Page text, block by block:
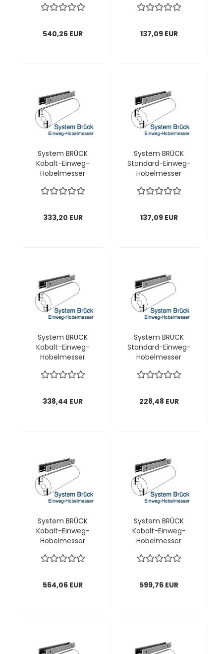
VPE = 20 Stück
540,26 EUR
203x18,8x1,0 mm; 1
137,09 EUR
System BRÜCK
Kobalt-Einweg-
Hobelmesser
203x18,8x1,0 mm; 1
333,20 EUR
System BRÜCK
Standard-Einweg-
Hobelmesser
205x18,8x1,0 mm; 1
137,09 EUR
System BRÜCK
Kobalt-Einweg-
Hobelmesser
205x18,8x1,0 mm; 1
338,44 EUR
System BRÜCK
Standard-Einweg-
Hobelmesser
VPE = 20 Stück
228,48 EUR
System BRÜCK
Kobalt-Einweg-
Hobelmesser
VPE = 20 Stück
564,06 EUR
System BRÜCK
Kobalt-Einweg-
Hobelmesser
VPE = 20 Stück
599,76 EUR